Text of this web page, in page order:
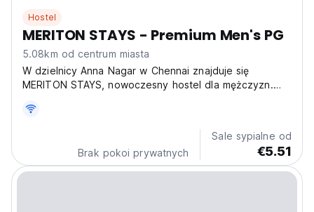
Hostel
MERITON STAYS - Premium Men's PG
5.08km od centrum miasta
W dzielnicy Anna Nagar w Chennai znajduje się
MERITON STAYS, nowoczesny hostel dla mężczyzn.
towarzyskie w Greater Chennai, doskonałe dla
poszukiwaczy przygód pragnących tętniącego życiem
Brak pokoi prywatnych
Sale sypialne od
€5.51